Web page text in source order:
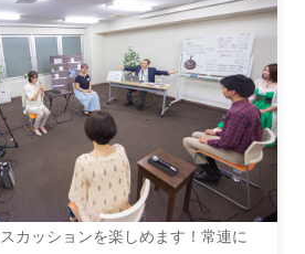
カッションを楽しめます！常連に